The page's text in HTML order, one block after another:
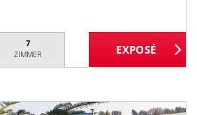
7
ZIMMER